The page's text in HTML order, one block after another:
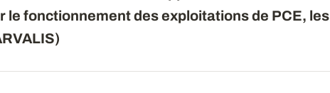
fonctionnement des exploitations de PCE, les